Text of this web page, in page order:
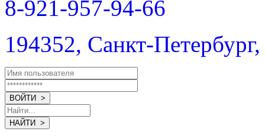
8-921-957-94-66
194352, Санкт-